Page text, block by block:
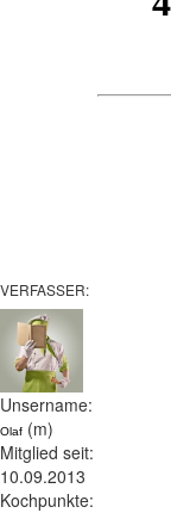
VERFASSER:
Unsername:
Olaf (m)
Mitglied seit:
10.09.2013
Kochpunkte: